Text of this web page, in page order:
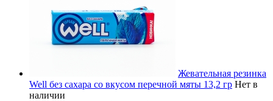
Жевательная резинка
Well без сахара со вкусом перечной мяты 13,2 гр Нет в
наличии